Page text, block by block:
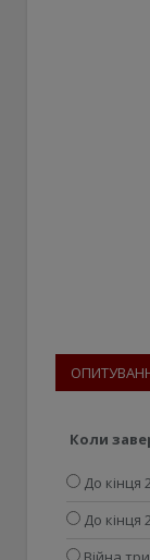
Коли
До кінця
До кінця